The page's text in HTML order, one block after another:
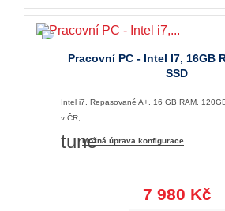
Pracovní PC - Intel I7, 16GB
SSD
Intel i7, Repasované A+, 16 GB RAM,
v ČR, ...
tuneMožná úprava konfigurace
7 980 Kč